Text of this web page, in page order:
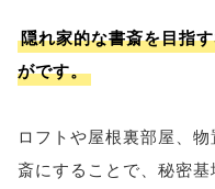
隠れ家的な書斎を目指
がです。
ロフトや屋根裏部屋、
斎にすることで、秘密